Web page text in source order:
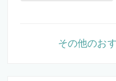
その他のお